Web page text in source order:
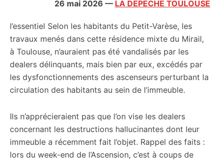
26 mai 2026 — LA DEPECHE TOULOUSE
l’essentiel Selon les habitants du Petit-Varèse, les
travaux menés dans cette résidence mixte du Mirail,
à Toulouse, n’auraient pas été vandalisés par les
dealers délinquants, mais bien par eux, excédés par
les dysfonctionnements des ascenseurs perturbant la
circulation des habitants au sein de l’immeuble.
Ils n’apprécieraient pas que l’on vise les dealers
concernant les destructions hallucinantes dont leur
immeuble a récemment fait l’objet. Rappel des faits :
lors du week-end de l’Ascension, c’est à coups de